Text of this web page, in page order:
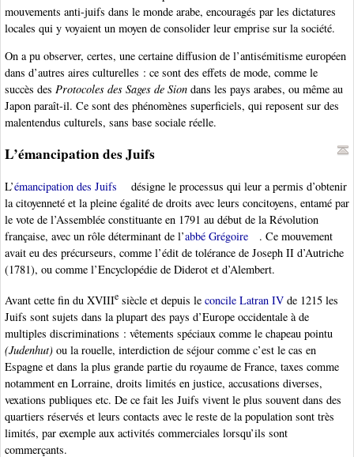
mouvements anti-juifs dans le monde arabe, encouragés par les dictatures
locales qui y voyaient un moyen de consolider leur emprise sur la société.
On a pu observer, certes, une certaine diffusion de l’antisémitisme européen
dans d’autres aires culturelles : ce sont des effets de mode, comme le
succès des Protocoles des Sages de Sion dans les pays arabes, ou même au
Japon paraît-il. Ce sont des phénomènes superficiels, qui reposent sur des
malentendus culturels, sans base sociale réelle.
L’émancipation des Juifs
L’émancipation des Juifs
désigne le processus qui leur a permis d’obtenir
la citoyenneté et la pleine égalité de droits avec leurs concitoyens, entamé par
le vote de l’Assemblée constituante en 1791 au début de la Révolution
française, avec un rôle déterminant de l’abbé Grégoire
. Ce mouvement
avait eu des précurseurs, comme l’édit de tolérance de Joseph II d’Autriche
(1781), ou comme l’Encyclopédie de Diderot et d’Alembert.
Avant cette fin du XVIIIe siècle et depuis le concile Latran IV de 1215 les
Juifs sont sujets dans la plupart des pays d’Europe occidentale à de
multiples discriminations : vêtements spéciaux comme le chapeau pointu
(Judenhut) ou la rouelle, interdiction de séjour comme c’est le cas en
Espagne et dans la plus grande partie du royaume de France, taxes comme
notamment en Lorraine, droits limités en justice, accusations diverses,
vexations publiques etc. De ce fait les Juifs vivent le plus souvent dans des
quartiers réservés et leurs contacts avec le reste de la population sont très
limités, par exemple aux activités commerciales lorsqu’ils sont
commerçants.